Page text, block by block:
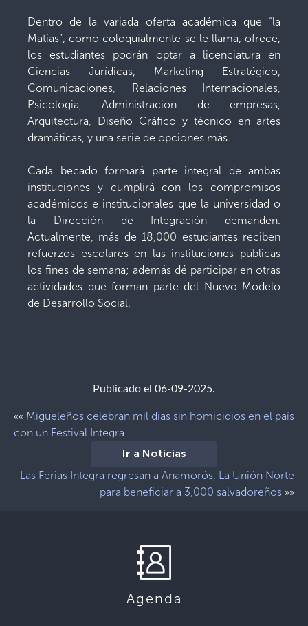
Dentro de la variada oferta académica que “la
Matías”, como coloquialmente se le llama, ofrece,
los estudiantes podrán optar a licenciatura en
Ciencias Jurídicas, Marketing Estratégico,
Comunicaciones, Relaciones Internacionales,
Psicologia, Administracion de empresas,
Arquitectura, Diseño Gráfico y técnico en artes
dramáticas, y una serie de opciones más.
Cada becado formará parte integral de ambas
instituciones y cumplirá con los compromisos
académicos e institucionales que la universidad o
la Dirección de Integración demanden.
Actualmente, más de 18,000 estudiantes reciben
refuerzos escolares en las instituciones públicas
los fines de semana; además dé participar en otras
actividades qué forman parte del Nuevo Modelo
de Desarrollo Social.
Publicado el 06-09-2025.
«« Migueleños celebran mil días sin homicidios en el país
con un Festival Integra
Ir a Noticias
Las Ferias Integra regresan a Anamorós, La Unión Norte
para beneficiar a 3,000 salvadoreños »»
Agenda